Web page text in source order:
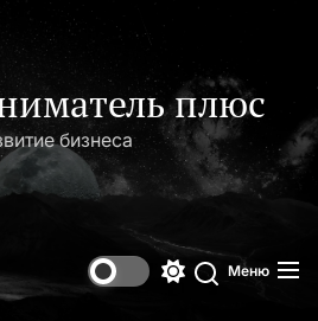
плюс
бизнеса
Поиск
Меню